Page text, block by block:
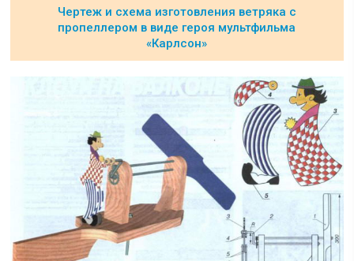
Чертеж и схема изготовления ветряка с
пропеллером в виде героя мультфильма
«Карлсон»